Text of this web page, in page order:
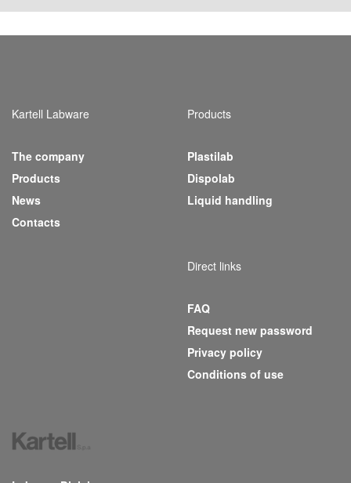
Kartell Labware
The company
Products(current)
News
Contacts
Products
Plastilab
Dispolab
Liquid handling
Direct links
FAQ
Request new password
Privacy policy
Conditions of use